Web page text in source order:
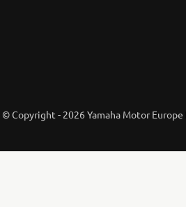
© Copyright - 2026 Yamaha Motor Europe